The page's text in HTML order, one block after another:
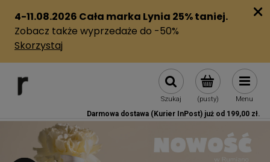
(pusty)
Szukaj Menu
Darmowa dostawa (Kurier InPost) już od 199,00 zł.